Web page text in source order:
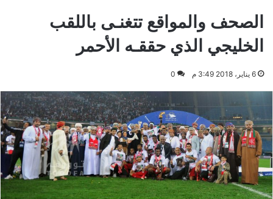
الصحف والمواقع تتغنـى باللقب
الخليجي الذي حققـه الأحمر
6 يناير، 2018 3:49 م 0